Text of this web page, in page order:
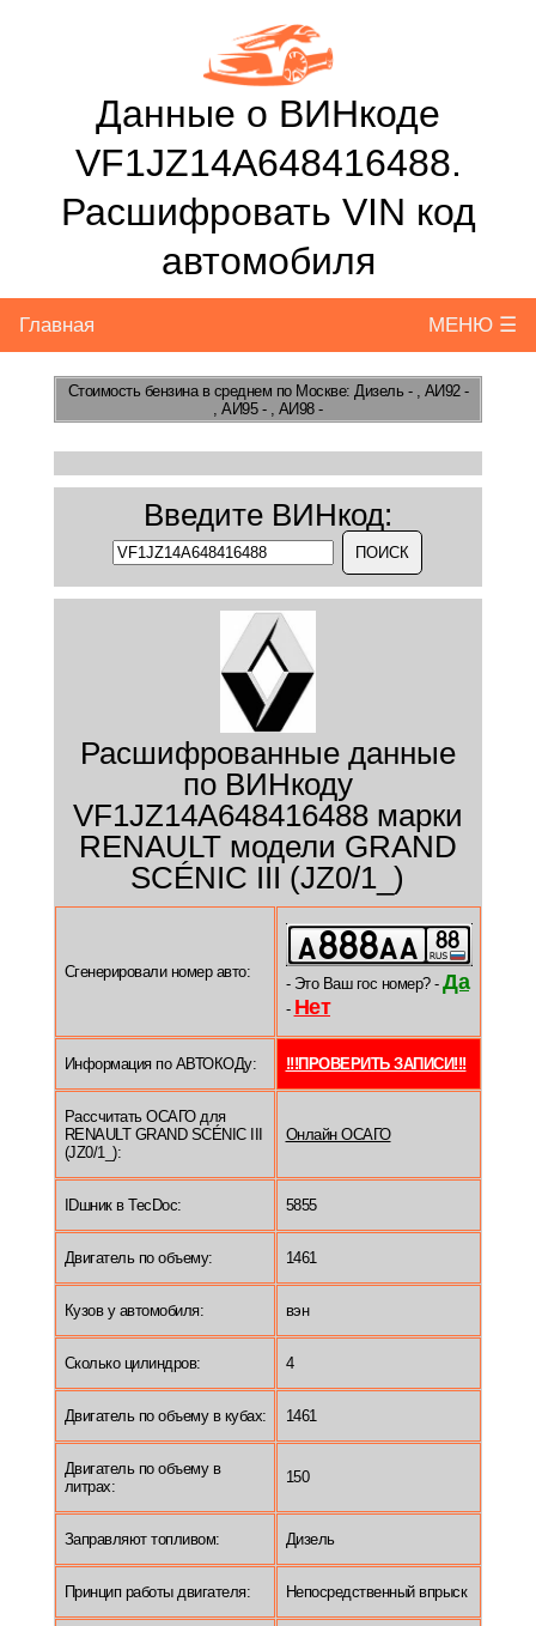
Данные о ВИНкоде
VF1JZ14A648416488.
Расшифровать VIN код
автомобиля
Главная МЕНЮ ☰
Стоимость бензинав среднем по Москве: Дизель - , АИ92 -
, АИ95 - , АИ98 -
Введите ВИНкод:
Расшифрованные данные
по ВИНкоду
VF1JZ14A648416488 марки
RENAULT модели GRAND
SCÉNIC III (JZ0/1_)
Сгенерировали номер авто:
- Это Ваш гос номер? - Да
- Нет
Информация по АВТОКОДу: !!!ПРОВЕРИТЬ ЗАПИСИ!!!
Рассчитать ОСАГО для
RENAULT GRAND SCÉNIC III
(JZ0/1_):
Онлайн ОСАГО
IDшник в TecDoc: 5855
Двигатель по объему: 1461
Кузов у автомобиля: вэн
Сколько цилиндров: 4
Двигатель по объему в кубах: 1461
Двигатель по объему в
литрах:
150
Заправляют топливом: Дизель
Принцип работы двигателя: Непосредственный впрыск